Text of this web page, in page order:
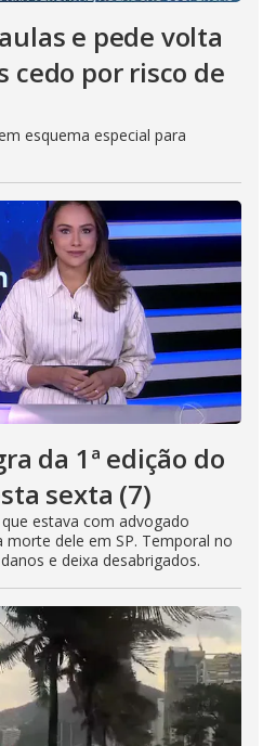
e pede volta
cedo por risco de
esquema especial para
da 1ª edição do
sexta (7)
estava com advogado
dele em SP. Temporal no
e deixa desabrigados.